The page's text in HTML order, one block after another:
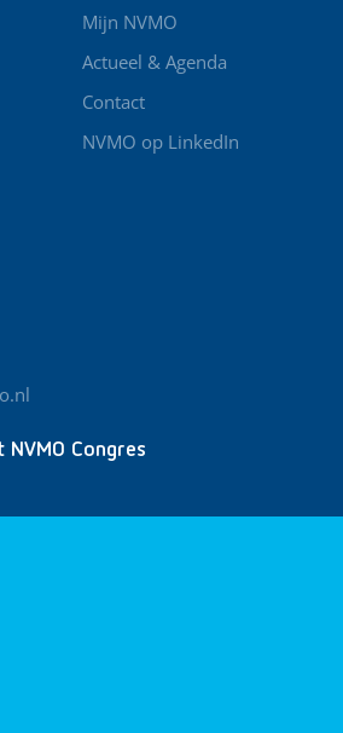
Congres
Mijn NVMO
Actueel & Agenda
Contact
NVMO op LinkedIn